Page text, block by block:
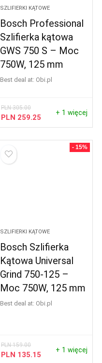
SZLIFIERKI KĄTOWE
Bosch Professional
Szlifierka kątowa
GWS 750 S – Moc
750W, 125 mm
Best deal at: obi.pl
PLN305.00
PLN 259.25
+ 1 więcej
- 15%
SZLIFIERKI KĄTOWE
Bosch Szlifierka
Kątowa Universal
Grind 750-125 –
Moc 750W, 125 mm
Best deal at: obi.pl
PLN159.00
PLN 135.15
+ 1 więcej